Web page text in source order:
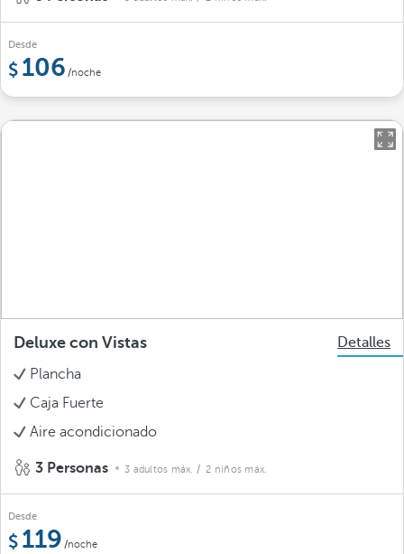
Desde
106 /noche
Deluxe con Vistas
Detalles
Plancha
Caja Fuerte
Aire acondicionado
3 Personas 3 adultos máx. / 2 niños máx.
Desde
119 /noche